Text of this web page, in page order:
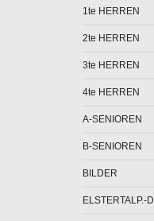
1te HERREN
2te HERREN
3te HERREN
4te HERREN
A-SENIOREN
B-SENIOREN
BILDER
ELSTERTALP.-D